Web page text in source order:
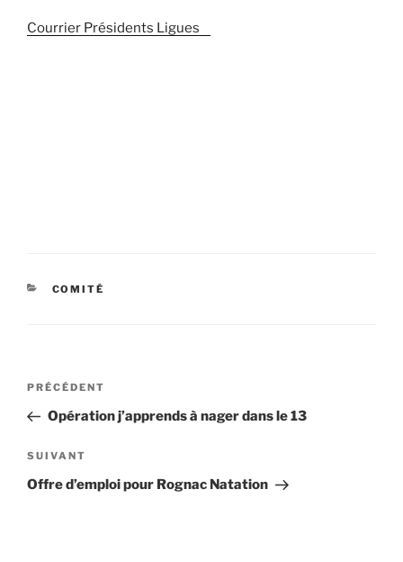
Courrier Présidents Ligues
CATÉGORIES
COMITÉ
Navigation
l’article
Article
précédent
PRÉCÉDENT
Opération j’apprends à nager dans le 13
Article
suivant
SUIVANT
Offre d’emploi pour Rognac Natation